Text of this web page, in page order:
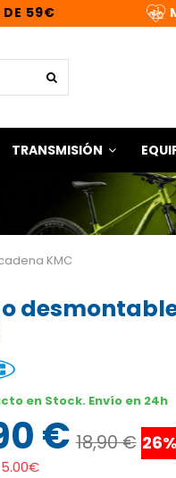
DE 59€
TRANSMISIÓN
KMC
en Stock. Envío en 24h
€ 18,90 € 26%
5.00€